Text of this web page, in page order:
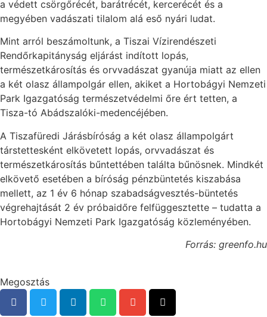
a védett csörgőrécét, barátrécét, kercerécét és a
megyében vadászati tilalom alá eső nyári ludat.
Mint arról beszámoltunk, a Tiszai Vízirendészeti
Rendőrkapitányság eljárást indított lopás,
természetkárosítás és orvvadászat gyanúja miatt az ellen
a két olasz állampolgár ellen, akiket a Hortobágyi Nemzeti
Park Igazgatóság természetvédelmi őre ért tetten, a
Tisza-tó Abádszalóki-medencéjében.
A Tiszafüredi Járásbíróság a két olasz állampolgárt
társtettesként elkövetett lopás, orvvadászat és
természetkárosítás bűntettében találta bűnösnek. Mindkét
elkövető esetében a bíróság pénzbüntetés kiszabása
mellett, az 1 év 6 hónap szabadságvesztés-büntetés
végrehajtását 2 év próbaidőre felfüggesztette – tudatta a
Hortobágyi Nemzeti Park Igazgatóság közleményében.
Forrás: greenfo.hu
Megosztás